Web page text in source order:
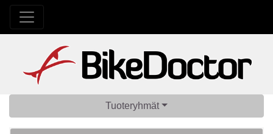
Tuoteryhmät